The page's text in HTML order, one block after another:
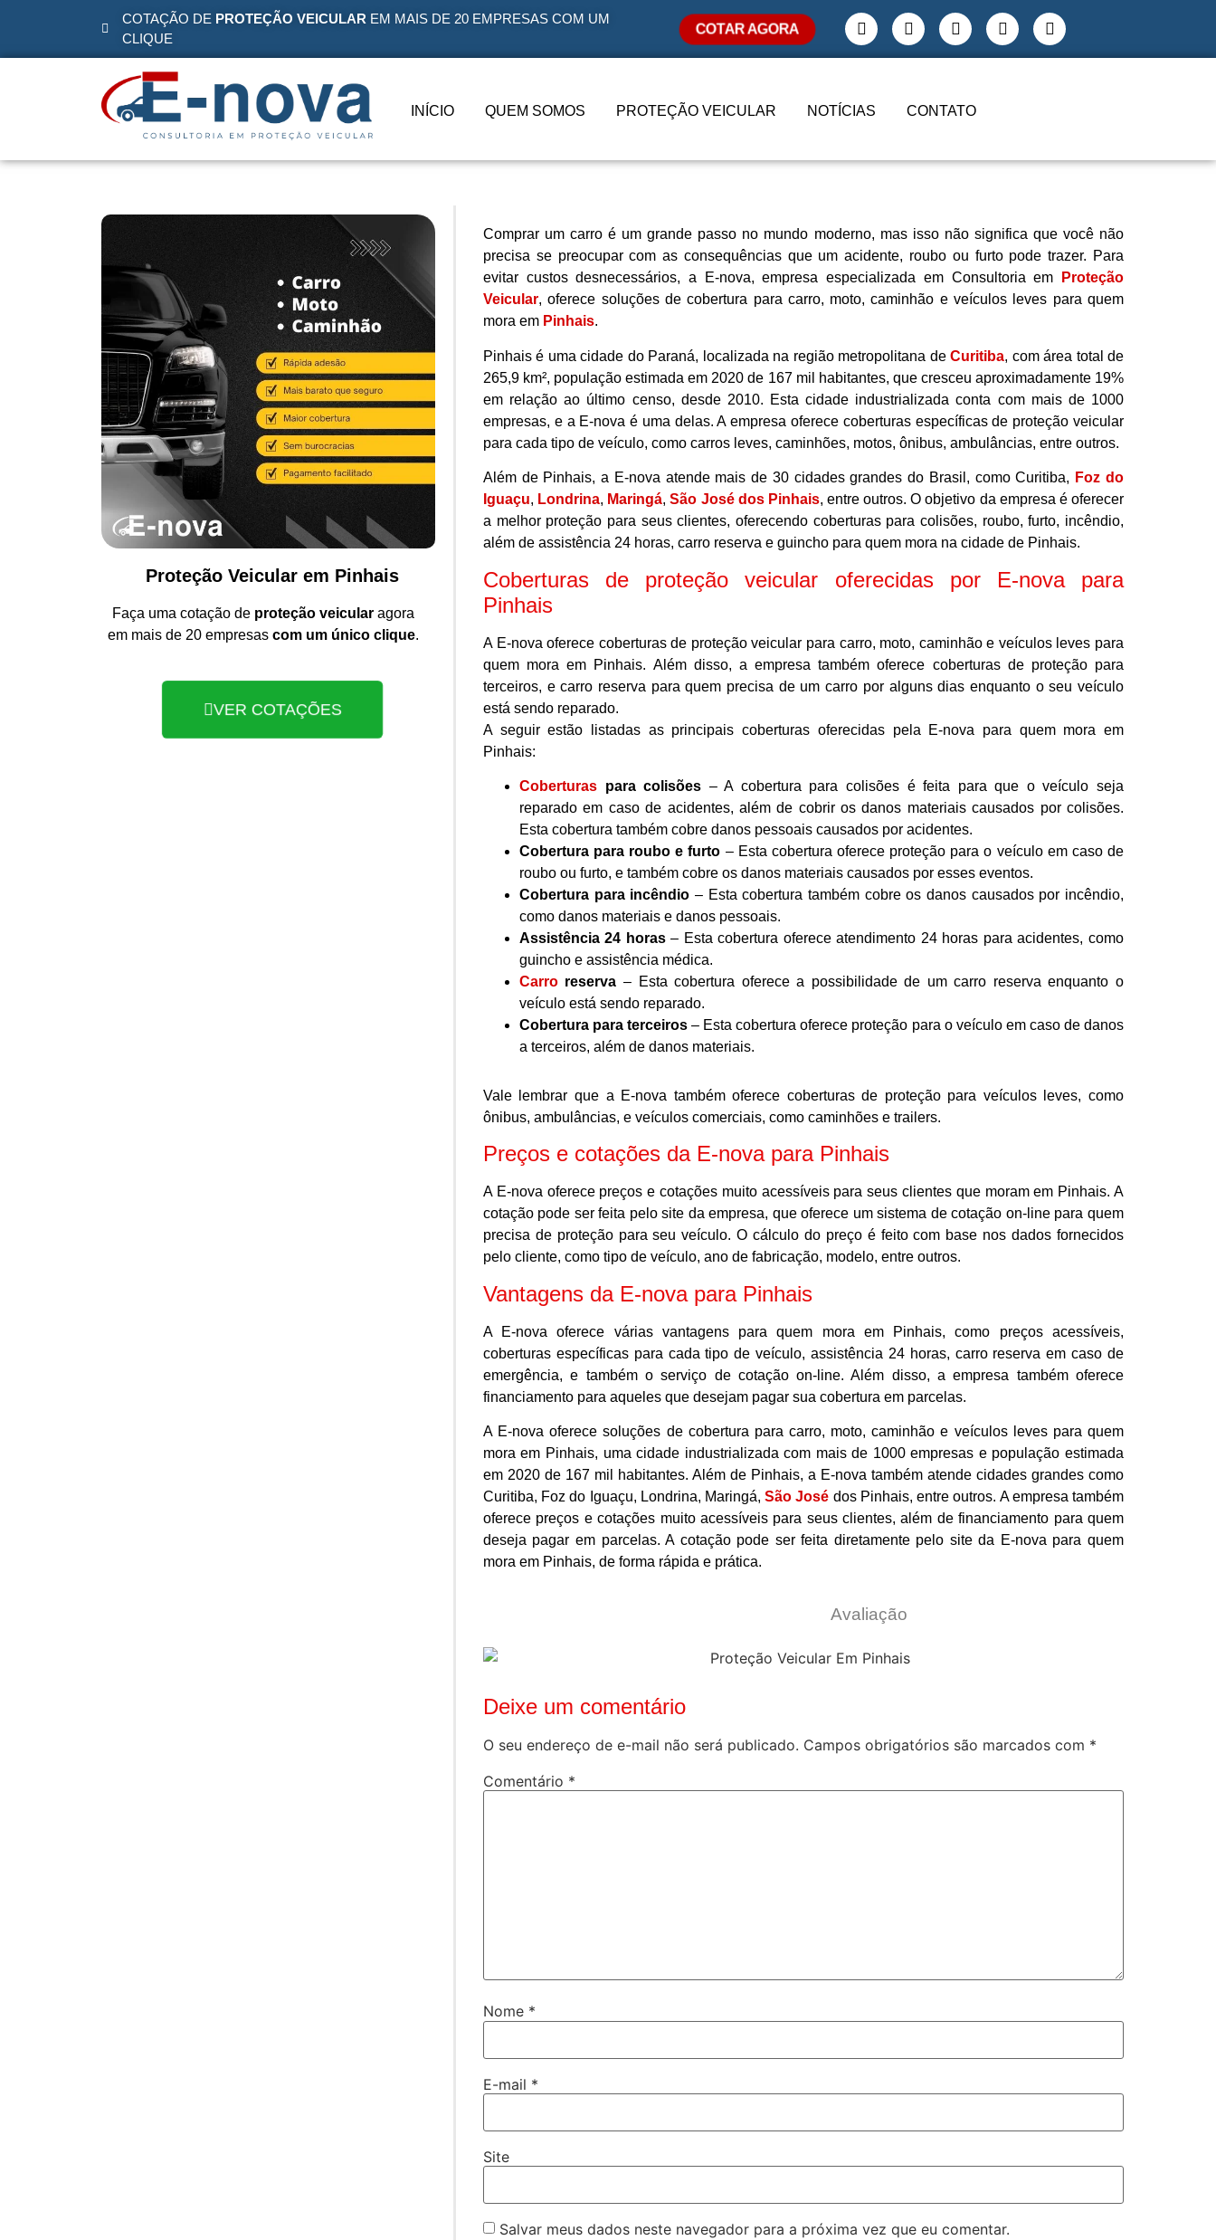
COTAÇÃO DE PROTEÇÃO VEICULAR EM MAIS DE 20 EMPRESAS COM UM
CLIQUE
COTAR AGORA
INÍCIO QUEM SOMOS PROTEÇÃO VEICULAR NOTÍCIAS CONTATO
Proteção Veicular em Pinhais
Faça uma cotação de proteção veicular agora
em mais de 20 empresas com um único clique.
VER COTAÇÕES
Comprar um carro é um grande passo no mundo moderno, mas isso não significa que você não
precisa se preocupar com as consequências que um acidente, roubo ou furto pode trazer. Para
evitar custos desnecessários, a E-nova, empresa especializada em Consultoria em
Proteção
Veicular, oferece soluções de cobertura para carro, moto, caminhão e veículos leves para quem
mora em Pinhais.
Pinhais é uma cidade do Paraná, localizada na região metropolitana deCuritiba, com área total de
265,9 km², população estimada em 2020 de 167 mil habitantes, que cresceu aproximadamente 19%
em relação ao último censo, desde 2010. Esta cidade industrializada conta com mais de 1000
empresas, e a E-nova é uma delas. A empresa oferece coberturas específicas de proteção veicular
para cada tipo de veículo, como carros leves, caminhões, motos, ônibus, ambulâncias, entre outros.
Além de Pinhais, a E-nova atende mais de 30 cidades grandes do Brasil, como Curitiba, Foz do
Iguaçu, Londrina, Maringá,São José dos Pinhais, entre outros. O objetivo da empresa é oferecer
a melhor proteção para seus clientes, oferecendo coberturas para colisões, roubo, furto, incêndio,
além de assistência 24 horas, carro reserva e guincho para quem mora na cidade de Pinhais.
Coberturas de proteção veicular oferecidas por E-nova para
Pinhais
A E-nova oferece coberturas de proteção veicular para carro, moto, caminhão e veículos leves para
quem mora em Pinhais. Além disso, a empresa também oferece coberturas de proteção para
terceiros, e carro reserva para quem precisa de um carro por alguns dias enquanto o seu veículo
está sendo reparado.
A seguir estão listadas as principais coberturas oferecidas pela E-nova para quem mora em
Pinhais:
Coberturaspara colisões – A cobertura para colisões é feita para que o veículo seja
reparado em caso de acidentes, além de cobrir os danos materiais causados por colisões.
Esta cobertura também cobre danos pessoais causados por acidentes.
Cobertura para roubo e furto – Esta cobertura oferece proteção para o veículo em caso de
roubo ou furto, e também cobre os danos materiais causados por esses eventos.
Cobertura para incêndio – Esta cobertura também cobre os danos causados por incêndio,
como danos materiais e danos pessoais.
Assistência 24 horas– Esta cobertura oferece atendimento 24 horas para acidentes, como
guincho e assistência médica.
Carroreserva – Esta cobertura oferece a possibilidade de um carro reserva enquanto o
veículo está sendo reparado.
Cobertura para terceiros – Esta cobertura oferece proteção para o veículo em caso de danos
a terceiros, além de danos materiais.
Vale lembrar que a E-nova também oferece coberturas de proteção para veículos leves, como
ônibus, ambulâncias, e veículos comerciais, como caminhões e trailers.
Preços e cotações da E-nova para Pinhais
A E-nova oferece preços e cotações muito acessíveis para seus clientes que moram em Pinhais. A
cotação pode ser feita pelo site da empresa, que oferece um sistema de cotação on-line para quem
precisa de proteção para seu veículo. O cálculo do preço é feito com base nos dados fornecidos
pelo cliente, como tipo de veículo, ano de fabricação, modelo, entre outros.
Vantagens da E-nova para Pinhais
A E-nova oferece várias vantagens para quem mora em Pinhais, como preços acessíveis,
coberturas específicas para cada tipo de veículo, assistência 24 horas, carro reserva em caso de
emergência, e também o serviço de cotação on-line. Além disso, a empresa também oferece
financiamento para aqueles que desejam pagar sua cobertura em parcelas.
A E-nova oferece soluções de cobertura para carro, moto, caminhão e veículos leves para quem
mora em Pinhais, uma cidade industrializada com mais de 1000 empresas e população estimada
em 2020 de 167 mil habitantes. Além de Pinhais, a E-nova também atende cidades grandes como
Curitiba, Foz do Iguaçu, Londrina, Maringá,São José dos Pinhais, entre outros. A empresa também
oferece preços e cotações muito acessíveis para seus clientes, além de financiamento para quem
deseja pagar em parcelas. A cotação pode ser feita diretamente pelo site da E-nova para quem
mora em Pinhais, de forma rápida e prática.
Avaliação
Deixe um comentário
O seu endereço de e-mail não será publicado. Campos obrigatórios são marcados com *
Comentário *
Nome *
E-mail *
Site
Salvar meus dados neste navegador para a próxima vez que eu comentar.